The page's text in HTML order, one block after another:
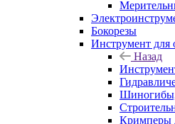
Бокорезы
Инструмент для
Назад
Кримперы